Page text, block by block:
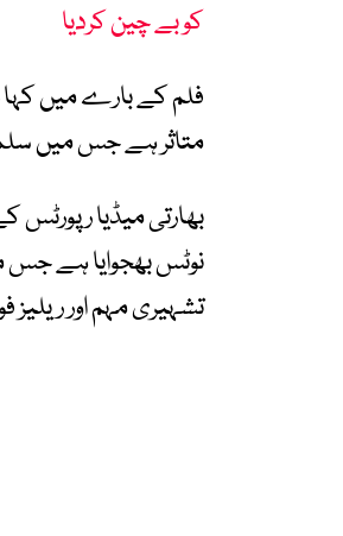
کو بے چین کردیا
متاثر ہے جس میں
بھارتی میڈیا
نوٹس بھجوایا ہے جس
تشہیری مہم اور ریلیز